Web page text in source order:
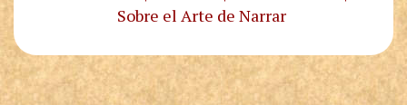
Sobre el Arte de Narrar